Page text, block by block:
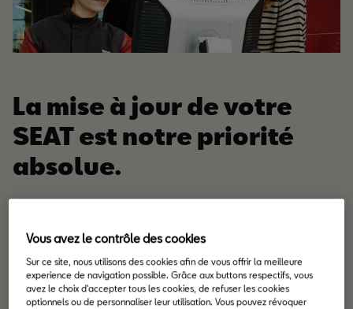
La mise à jour de votre
SEAT est notre priorité
absolue.
pourquoi, au cours des derniers mois, nous avons travaillé sans
relâche afin de trouver une solution technique pour les véhicules
SEAT concernés par l’action de service sur les moteurs diesel
EA189. Nous sommes heureux de vous informer que nous
Vous avez le contrôle des cookies
Sur ce site, nous utilisons des cookies afin de vous offrir la meilleure
experience de navigation possible. Grâce aux buttons respectifs, vous
avez le choix d'accepter tous les cookies, de refuser les cookies
optionnels ou de personnaliser leur utilisation. Vous pouvez révoquer